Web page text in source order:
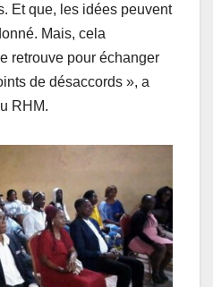
Et que, les idées peuvent
Mais, cela
retrouve pour échanger
de désaccords », a
RHM.